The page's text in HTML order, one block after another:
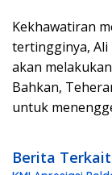
Kekhawatiran
tertingginya, Ali
akan
Bahkan,
untuk
Berita Terkait